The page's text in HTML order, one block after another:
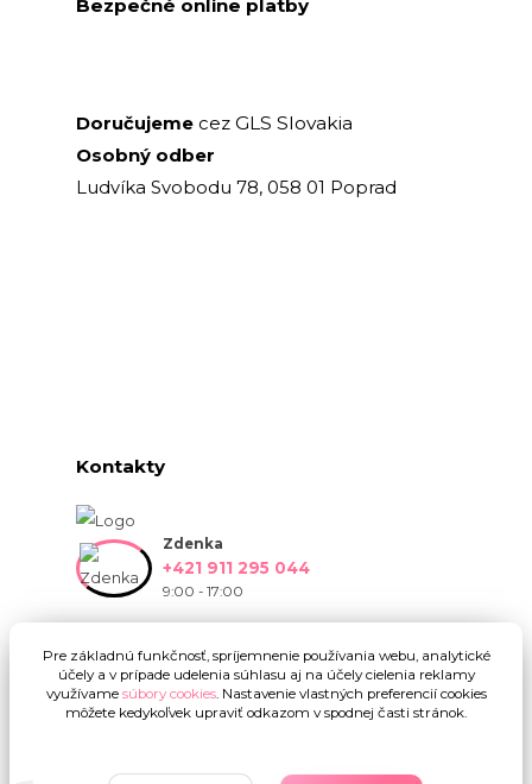
Bezpečné online platby
Doručujeme cez GLS Slovakia
Osobný odber
Ludvíka Svobodu 78, 058 01 Poprad
Kontakty
Zdenka
+421 911 295 044
9:00 - 17:00
Pre základnú funkčnosť, spríjemnenie používania webu, analytické
účely a v prípade udelenia súhlasu aj na účely cielenia reklamy
využívame súbory cookies. Nastavenie vlastných preferencií cookies
môžete kedykoľvek upraviť odkazom v spodnej časti stránok.